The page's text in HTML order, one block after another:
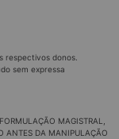
respectivos donos.
sem expressa
MAGISTRAL,
ANTES DA MANIPULAÇÃO